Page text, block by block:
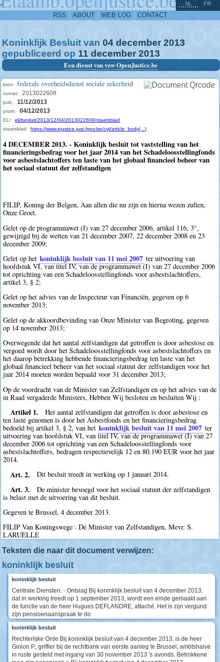
-
RSS ABOUT WEB LOG CONTACT
NL FR
Koninklijk Besluit van 04 december 2013
gepubliceerd op 11 december 2013
Een dienst van vzw OpenJustice.be
bron federale overheidsdienst sociale zekerheid
numac 2013022608
pub. 11/12/2013
prom. 04/12/2013
ELI
eli/besluit/2013/12/04/2013022608/staatsblad
staatsblad
https://www.ejustice.just.fgov.be/cgi/article_body(...)
4 DECEMBER 2013. - Koninklijk besluit tot vaststelling van het
financieringsbedrag voor het jaar 2014 van het Schadeloosstellingfonds
voor asbestslachtoffers ten laste van het globaal financieel beheer van
het sociaal statuut der zelfstandigen
FILIP, Koning der Belgen, Aan allen die nu zijn en hierna wezen zullen,
Onze Groet.
Gelet op de programmawet (I) van 27 december 2006, artikel 116, 3°,
gewijzigd bij de wetten van 21 december 2007, 22 december 2008 en 23
december 2009;
Gelet op het koninklijk besluit van 11 mei 2007 ter uitvoering van
hoofdstuk VI, van titel IV, van de programmawet (I) van 27 december 2006
tot oprichting van een Schadeloosstellingfonds voor asbestslachtoffers,
artikel 3, § 2;
Gelet op het advies van de Inspecteur van Financiën, gegeven op 6
november 2013;
Gelet op de akkoordbevinding van Onze Minister van Begroting, gegeven
op 14 november 2013;
Overwegende dat het aantal zelfstandigen dat getroffen is door asbestose en
vergoed wordt door het Schadeloosstellingfonds voor asbestslachtoffers en
het daarop betrekking hebbende financieringsbedrag ten laste van het
globaal financieel beheer van het sociaal statuut der zelfstandigen voor het
jaar 2014 moeten worden bepaald voor 31 december 2013;
Op de voordracht van de Minister van Zelfstandigen en op het advies van de
in Raad vergaderde Ministers, Hebben Wij besloten en besluiten Wij :
Artikel 1.
Het aantal zelfstandigen dat getroffen is door asbestose en
ten laste genomen is door het Asbestfonds en het financieringsbedrag
bedoeld bij artikel 3, § 2, van het koninklijk besluit van 11 mei 2007 ter
uitvoering van hoofdstuk VI, van titel IV, van de programmawet (I) van 27
december 2006 tot oprichting van een Schadeloosstellingfonds voor
asbestslachtoffers, bedragen respectievelijk 12 en 80.190 EUR voor het jaar
2014.
Art. 2. Dit besluit treedt in werking op 1 januari 2014.
Art. 3.
De minister bevoegd voor het sociaal statuut der zelfstandigen
is belast met de uitvoering van dit besluit.
Gegeven te Brussel, 4 december 2013.
FILIP Van Koningswege : De Minister van Zelfstandigen, Mevr. S.
LARUELLE
Teksten die naar dit document verwijzen:
koninklijk besluit
koninklijk besluit
Centrale Diensten. - Ontslag Bij koninklijk besluit van 4 december 2013,
dat in werking treedt op 1 september 2013, wordt een einde gemaakt aan
de functie van de heer Hugues DEFLANDRE, attaché. Het is zijn vergund
zijn pensioenaanspraak te do
koninklijk besluit
Rechterlijke Orde Bij koninklijk besluit van 4 december 2013, is de heer
Ginion P., griffier bij de rechtbank van eerste aanleg te Brussel, ambtshalve
in ruste gesteld met ingang van 30 november 2013 's avonds. Betrokkene
^